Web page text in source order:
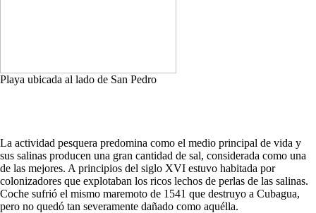
Playa ubicada al lado de San Pedro
La actividad pesquera predomina como el medio principal de vida y
sus salinas producen una gran cantidad de sal, considerada como una
de las mejores. A principios del siglo XVI estuvo habitada por
colonizadores que explotaban los ricos lechos de perlas de las salinas.
Coche sufrió el mismo maremoto de 1541 que destruyo a Cubagua,
pero no quedó tan severamente dañado como aquélla.